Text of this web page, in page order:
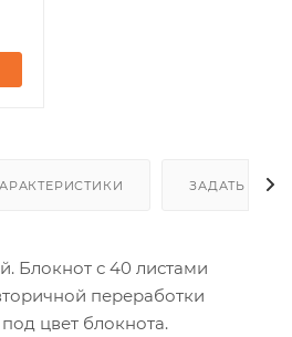
ЗАДАТЬ
Блокнот с 40 листами
переработки
цвет блокнота.